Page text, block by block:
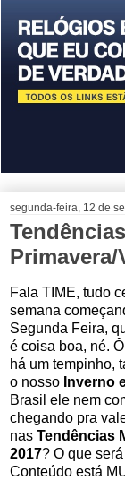
segunda-feira, 12 de
Primavera/
Fala TIME, tudo
semana
Segunda Feira,
é coisa boa, né.
há um tempinho,
o nosso Inverno
Brasil ele nem
chegando pra
nas Tendências
2017? O que
Conteúdo está